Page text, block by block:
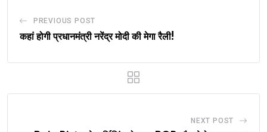
PREVIOUS POST
कहां होगी प्रधानमंत्री नरेंद्र मोदी की मेगा रैली!
NEXT POST